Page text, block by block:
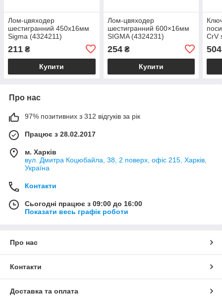
Лом-цвяходер
шестигранний 450х16мм
Sigma (4324211)
211 ₴
Купити
Лом-цвяходер
шестигранний 600×16мм
SIGMA (4324231)
254₴
Купити
CrV
504
Про нас
97% позитивних з 312 відгуків за рік
Працює з 28.02.2017
м. Харків
вул. Дмитра Коцюбайла, 38, 2 поверх, офіс 215, Харків,
Україна
Контакти
Сьогодні працює з 09:00 до 16:00
Показати весь графік роботи
Про нас
Контакти
Доставка та оплата